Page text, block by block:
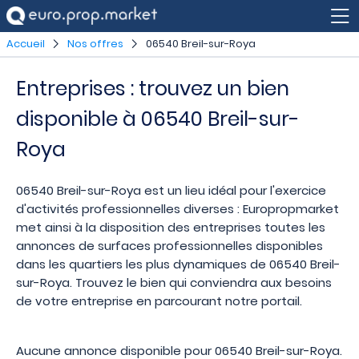
Accueil Nos offres 06540 Breil-sur-Roya
Entreprises : trouvez un bien
disponible à 06540 Breil-sur-
Roya
06540 Breil-sur-Roya est un lieu idéal pour l'exercice
d'activités professionnelles diverses : Europropmarket
met ainsi à la disposition des entreprises toutes les
annonces de surfaces professionnelles disponibles
dans les quartiers les plus dynamiques de 06540 Breil-
sur-Roya. Trouvez le bien qui conviendra aux besoins
de votre entreprise en parcourant notre portail.
Aucune annonce disponible pour 06540 Breil-sur-Roya.